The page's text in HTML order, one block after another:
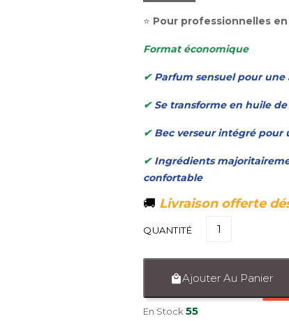
⭐ Pour professionnelles
Format économique
✔Parfum sensuel pour
✔Se transforme en huile
✔Bec verseur intégré pour
✔Ingrédients
confortable
🚚 Livraison offerte
QUANTITÉ
Ajouter Au Panier
En Stock55